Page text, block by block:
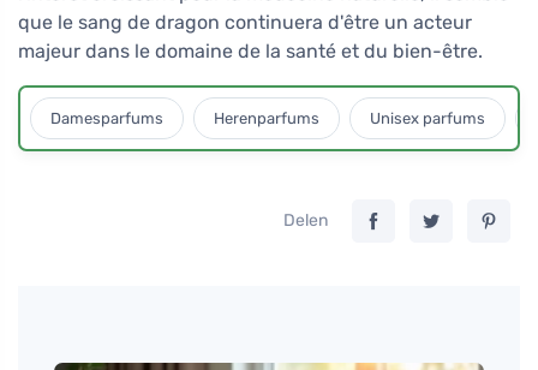
que le sang de dragon continuera d'être un acteur
majeur dans le domaine de la santé et du bien-être.
Damesparfums Herenparfums Unisex parfums
Delen